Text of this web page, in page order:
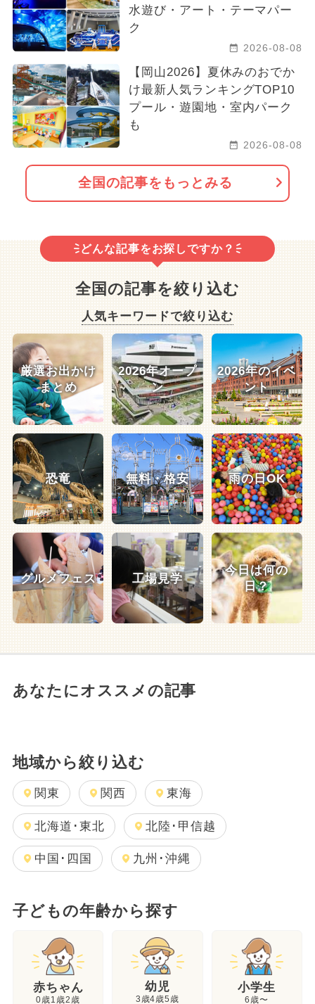
水遊び・アート・テーマパー
ク
2026-08-08
【岡山2026】夏休みのおでか
け最新人気ランキングTOP10
プール・遊園地・室内パーク
も
2026-08-08
全国の記事をもっとみる
どんな記事をお探しですか？
全国の記事を絞り込む
人気キーワードで絞り込む
厳選お出かけ
まとめ
2026年オープ
ン
2026年のイベ
ント
恐竜 無料・格安 雨の日OK
グルメフェス 工場見学
今日は何の
日？
あなたにオススメの記事
地域から絞り込む
関東 関西 東海
北海道･東北 北陸･甲信越
中国･四国 九州･沖縄
子どもの年齢から探す
赤ちゃん
0歳1歳2歳
幼児
3歳4歳5歳
小学生
6歳〜